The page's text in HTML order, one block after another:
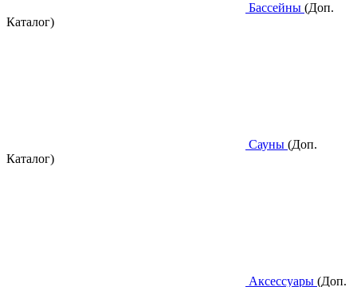
Бассейны (Доп.
Каталог)
Сауны (Доп.
Каталог)
Аксессуары (Доп.